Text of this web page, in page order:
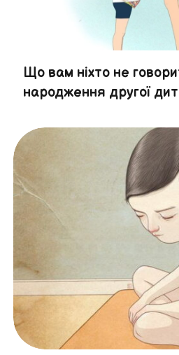
Що вам ніхто не
народження другої